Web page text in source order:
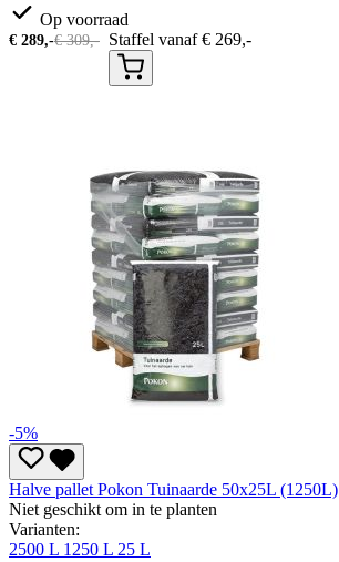
Op voorraad
€ 289,-€309,- Staffel vanaf€ 269,-
-5%
Halve pallet Pokon Tuinaarde 50x25L (1250L)
Niet geschikt om in te planten
Varianten:
2500 L 1250 L 25 L